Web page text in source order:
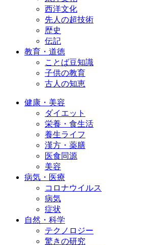
西洋文化
先人の超技術
歴史
伝記
教育・道徳
ことば豆知識
子供の教育
古人の知恵
健康・美容
ダイエット
栄養・食生活
養生ライフ
漢方・薬膳
医食同源
美容
病気・医療
コロナウイルス
病気
症状
自然・科学
テクノロジー
驚きの研究